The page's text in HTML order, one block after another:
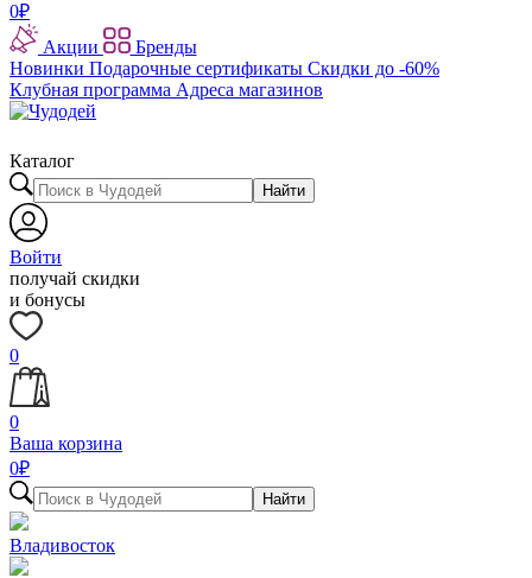
0₽
Акции
Бренды
Новинки Подарочные сертификаты Скидки до -60%
Клубная программа Адреса магазинов
Каталог
Найти
Войти
получай скидки
и бонусы
0
0
Ваша корзина
0₽
Найти
Владивосток